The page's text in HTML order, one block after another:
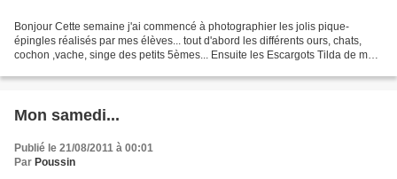
Bonjour Cette semaine j'ai commencé à photographier les jolis pique-
épingles réalisés par mes élèves... tout d'abord les différents ours, chats,
cochon ,vache, singe des petits 5èmes... Ensuite les Escargots Tilda de mes
Mon samedi...
Publié le 21/08/2011 à 00:01
Par Poussin